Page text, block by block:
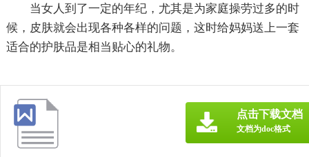
当女人到了一定的年纪，尤其是为家庭操劳过多的时
候，皮肤就会出现各种各样的问题，这时给妈妈送上一套
适合的护肤品是相当贴心的礼物。
点击下载文档
文档为doc格式